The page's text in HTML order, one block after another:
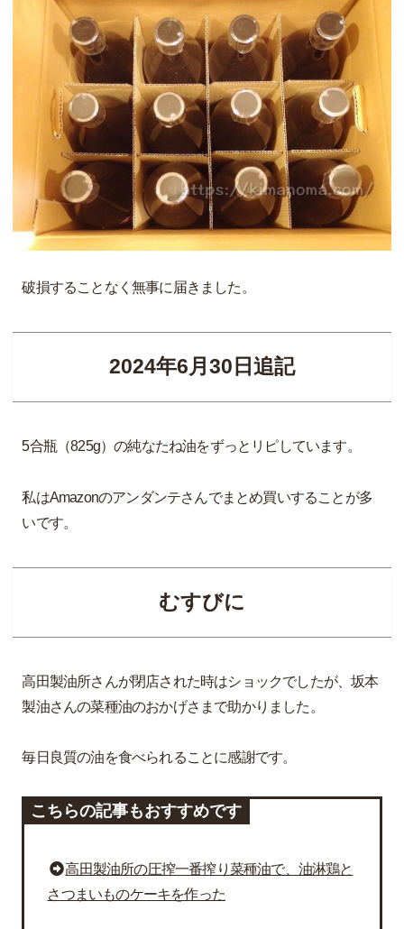
破損することなく無事に届きました。
2024年6月30日追記
5合瓶（825g）の純なたね油をずっとリピしています。
私はAmazonのアンダンテさんでまとめ買いすることが多
いです。
むすびに
高田製油所さんが閉店された時はショックでしたが、坂本
製油さんの菜種油のおかげさまで助かりました。
毎日良質の油を食べられることに感謝です。
こちらの記事もおすすめです
高田製油所の圧搾一番搾り菜種油で、油淋鶏と
さつまいものケーキを作った